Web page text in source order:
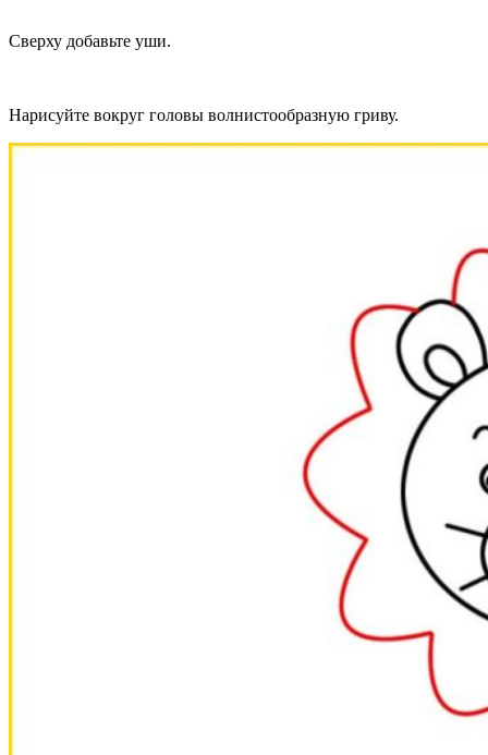
Сверху добавьте уши.
Нарисуйте вокруг головы волнистообразную гриву.